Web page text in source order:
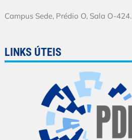
Campus Sede, Prédio O, Sala O-424.
LINKS ÚTEIS